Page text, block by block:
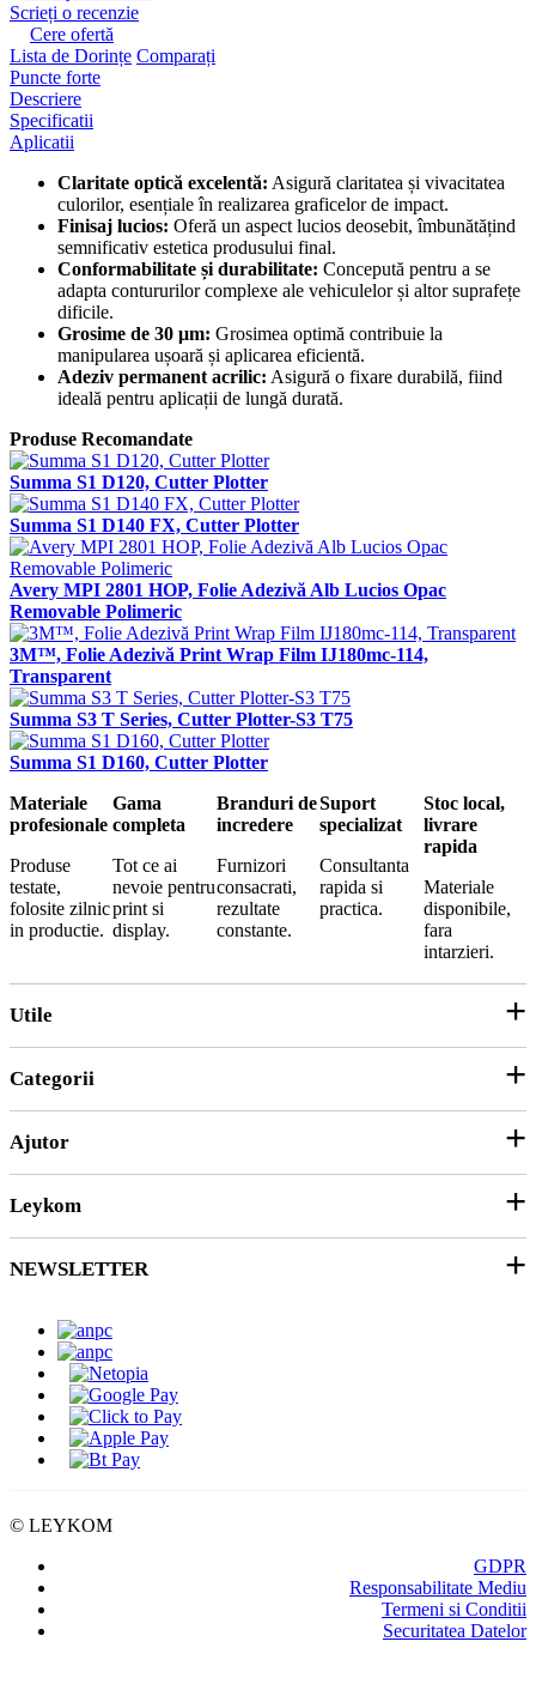
Scrieți o recenzie
Cere ofertă
Lista de Dorințe Comparați
Puncte forte
Descriere
Specificatii
Aplicatii
Claritate optică excelentă: Asigură claritatea și vivacitatea
culorilor, esențiale în realizarea graficelor de impact.
Finisaj lucios: Oferă un aspect lucios deosebit, îmbunătățind
semnificativ estetica produsului final.
Conformabilitate și durabilitate: Concepută pentru a se
adapta contururilor complexe ale vehiculelor și altor suprafețe
dificile.
Grosime de 30 μm: Grosimea optimă contribuie la
manipularea ușoară și aplicarea eficientă.
Adeziv permanent acrilic: Asigură o fixare durabilă, fiind
ideală pentru aplicații de lungă durată.
Produse Recomandate
Summa S1 D120, Cutter Plotter
Summa S1 D140 FX, Cutter Plotter
Avery MPI 2801 HOP, Folie Adezivă Alb Lucios Opac
Removable Polimeric
3M™, Folie Adezivă Print Wrap Film IJ180mc-114,
Transparent
Summa S3 T Series, Cutter Plotter-S3 T75
Summa S1 D160, Cutter Plotter
Materiale
profesionale
Produse
testate,
folosite zilnic
in productie.
Gama
completa
Tot ce ai
nevoie pentru
print si
display.
Branduri de
incredere
Furnizori
consacrati,
rezultate
constante.
Suport
specializat
Consultanta
rapida si
practica.
Stoc local,
livrare
rapida
Materiale
disponibile,
fara
intarzieri.
Utile
Parteneri
Categorii
Echipamente și Consumabile
Ambalare
Ajutor
Contact
Leykom
Despre noi
Modalitati de Livrare
NEWSLETTER
© LEYKOM
GDPR
Responsabilitate Mediu
Termeni si Conditii
Securitatea Datelor